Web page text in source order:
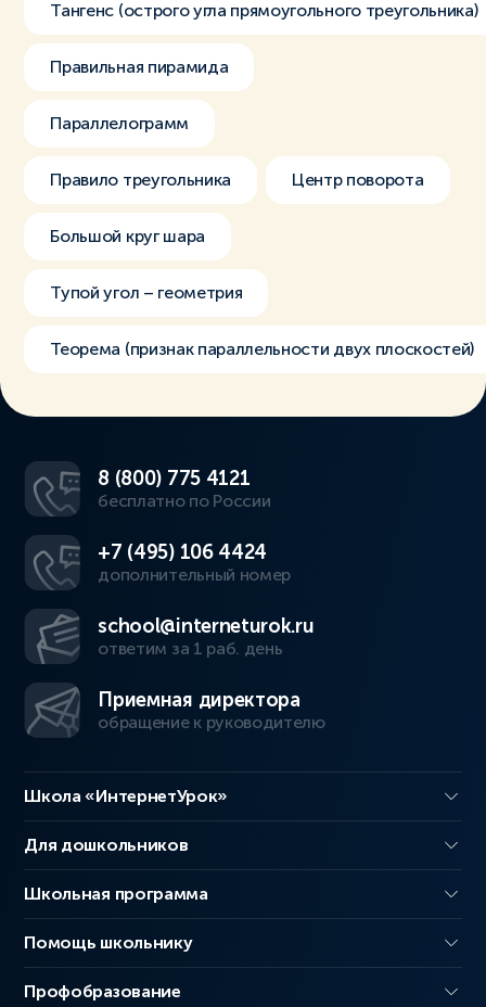
Тангенс (острого угла прямоугольного треугольника)
Правильная пирамида
Параллелограмм
Правило треугольника Центр поворота
Большой круг шара
Тупой угол – геометрия
Теорема (признак параллельности двух плоскостей)
8 (800) 775 4121
бесплатно по России
+7 (495) 106 4424
дополнительный номер
school@interneturok.ru
ответим за 1 раб. день
Приемная директора
обращение к руководителю
Школа «ИнтернетУрок»
Для дошкольников
Школьная программа
Помощь школьнику
Профобразование